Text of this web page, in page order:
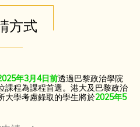
方式
年3月4日前透過巴黎政治學院
課程為課程首選。港大及巴黎政治
大學考慮錄取的學生將於2025年5